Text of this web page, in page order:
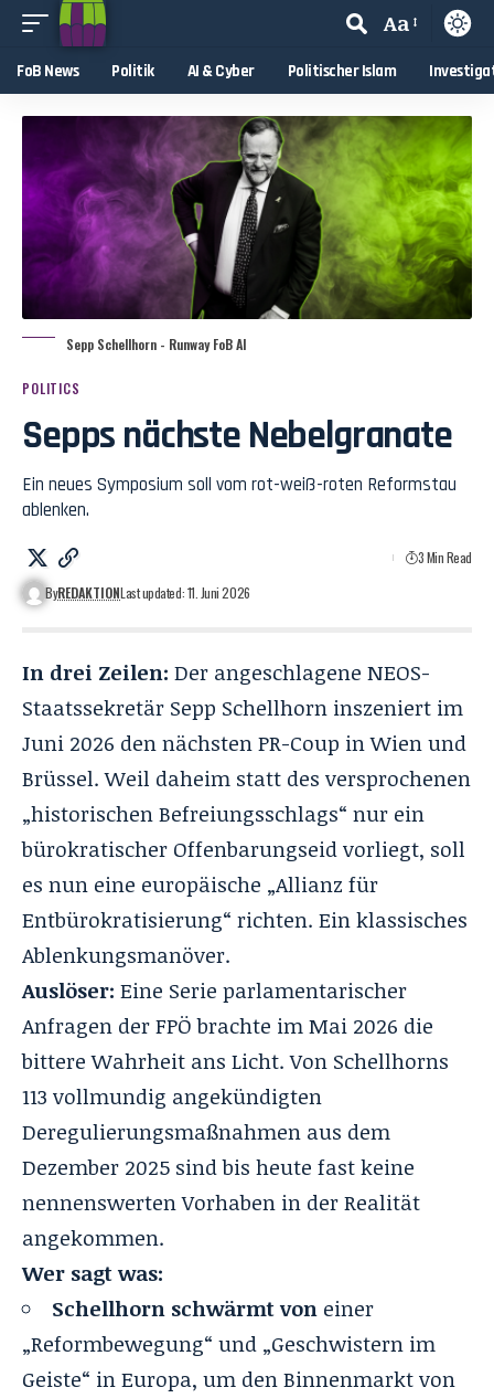
Aa
FoB News Politik AI & Cyber Politischer Islam
Sepp Schellhorn - Runway FoB AI
POLITICS
Sepps nächste Nebelgranate
Ein neues Symposium soll vom rot-weiß-roten Reformstau
ablenken.
ByREDAKTIONLast updated: 11. Juni 2026
3 Min Read
In drei Zeilen: Der angeschlagene NEOS-
Staatssekretär Sepp Schellhorn inszeniert im
Juni 2026 den nächsten PR-Coup in Wien und
Brüssel. Weil daheim statt des versprochenen
„historischen Befreiungsschlags“ nur ein
bürokratischer Offenbarungseid vorliegt, soll
es nun eine europäische „Allianz für
Entbürokratisierung“ richten. Ein klassisches
Ablenkungsmanöver.
Auslöser: Eine Serie parlamentarischer
Anfragen der FPÖ brachte im Mai 2026 die
bittere Wahrheit ans Licht. Von Schellhorns
113 vollmundig angekündigten
Deregulierungsmaßnahmen aus dem
Dezember 2025 sind bis heute fast keine
nennenswerten Vorhaben in der Realität
angekommen.
Wer sagt was:
Schellhorn schwärmt von einer
„Reformbewegung“ und „Geschwistern im
Geiste“ in Europa, um den Binnenmarkt von